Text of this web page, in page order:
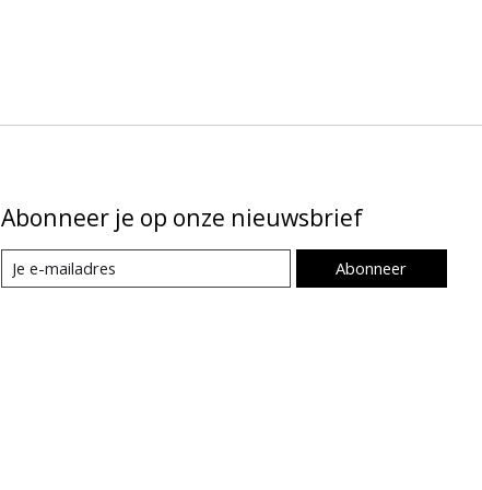
Abonneer je op onze nieuwsbrief
Abonneer